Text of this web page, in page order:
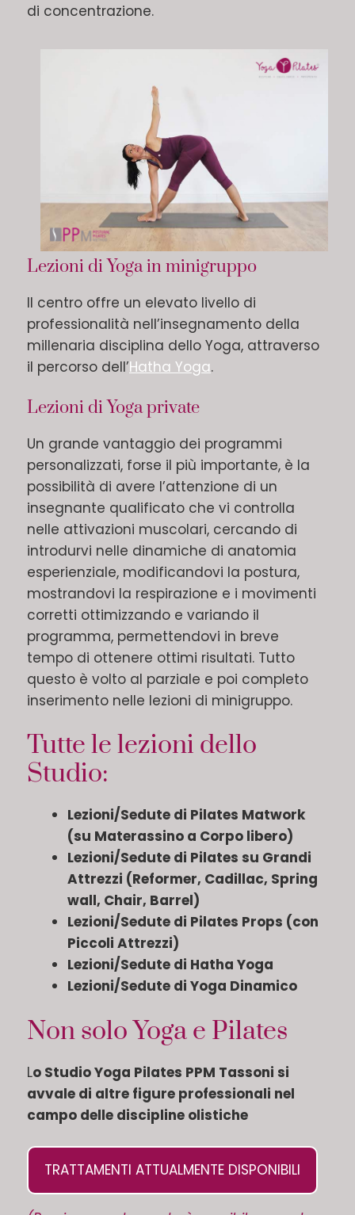
di concentrazione.
Lezioni di Yoga in minigruppo
Il centro offre un elevato livello di
professionalità nell’insegnamento della
millenaria disciplina dello Yoga, attraverso
il percorso dell’Hatha Yoga.
Lezioni di Yoga private
Un grande vantaggio dei programmi
personalizzati, forse il più importante, è la
possibilità di avere l’attenzione di un
insegnante qualificato che vi controlla
nelle attivazioni muscolari, cercando di
introdurvi nelle dinamiche di anatomia
esperienziale, modificandovi la postura,
mostrandovi la respirazione e i movimenti
corretti ottimizzando e variando il
programma, permettendovi in breve
tempo di ottenere ottimi risultati. Tutto
questo è volto al parziale e poi completo
inserimento nelle lezioni di minigruppo.
Tutte le lezioni dello
Studio:
Lezioni/Sedute di Pilates Matwork
(su Materassino a Corpo libero)
Lezioni/Sedute di Pilates su Grandi
Attrezzi (Reformer, Cadillac, Spring
wall, Chair, Barrel)
Lezioni/Sedute di Pilates Props (con
Piccoli Attrezzi)
Lezioni/Sedute di Hatha Yoga
Lezioni/Sedute di Yoga Dinamico
Non solo Yoga e Pilates
Lo Studio Yoga Pilates PPM Tassoni si
avvale di altre figure professionali nel
campo delle discipline olistiche
TRATTAMENTI ATTUALMENTE DISPONIBILI